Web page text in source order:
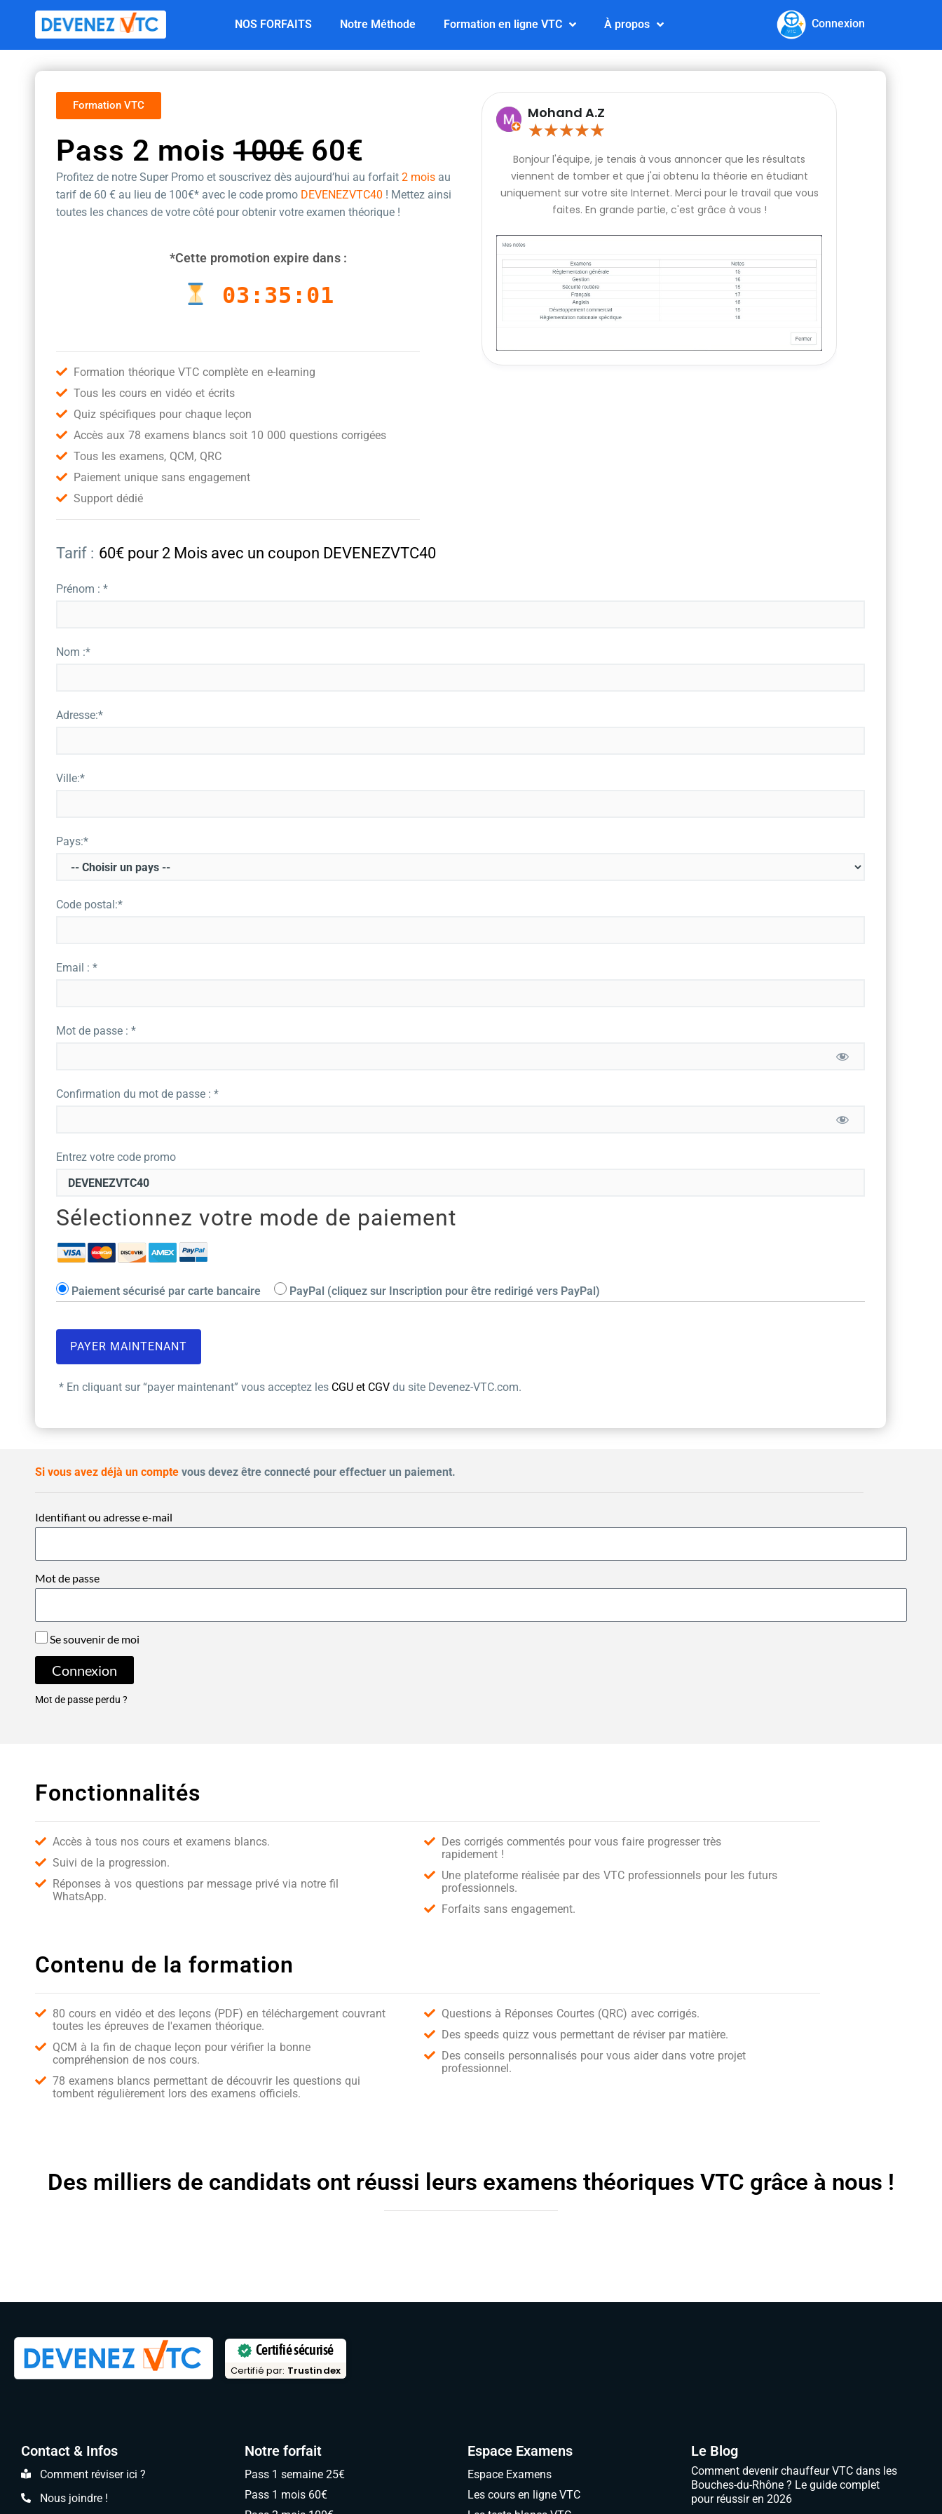
contenu
NOS FORFAITS Notre Méthode Formation en ligne VTC À propos Connexion
Formation VTC
Pass 2 mois 100€ 60€
Profitez de notre Super Promo et souscrivez dès aujourd’hui au forfait 2 mois au
tarif de 60 € au lieu de 100€* avec le code promo DEVENEZVTC40 ! Mettez ainsi
toutes les chances de votre côté pour obtenir votre examen théorique !
*Cette promotion expire dans :
03:35:00
Formation théorique VTC complète en e-learning
Tous les cours en vidéo et écrits
Quiz spécifiques pour chaque leçon
Accès aux 78 examens blancs soit 10 000 questions corrigées
Tous les examens, QCM, QRC
Paiement unique sans engagement
Support dédié
Mohand A.Z
★★★★★
Bonjour l'équipe, je tenais à vous annoncer que les résultats
viennent de tomber et que j'ai obtenu la théorie en étudiant
uniquement sur votre site Internet. Merci pour le travail que vous
faites. En grande partie, c'est grâce à vous !
Tarif : 60€ pour 2 Mois avec un coupon DEVENEZVTC40
Prénom : *
Nom :*
Adresse:*
Ville:*
Pays:*
Code postal:*
Email : *
Mot de passe : *
Confirmation du mot de passe : *
Entrez votre code promo
Sélectionnez votre mode de paiement
Paiement sécurisé par carte bancaire PayPal (cliquez sur Inscription pour être redirigé vers PayPal)
* En cliquant sur “payer maintenant” vous acceptez les CGU et CGV du site Devenez-VTC.com.
Si vous avez déjà un compte vous devez être connecté pour effectuer un paiement.
Identifiant ou adresse e-mail
Mot de passe
Se souvenir de moi
Connexion
Mot de passe perdu ?
Fonctionnalités
Accès à tous nos cours et examens blancs.
Suivi de la progression.
Réponses à vos questions par message privé via notre fil
WhatsApp.
Des corrigés commentés pour vous faire progresser très
rapidement !
Une plateforme réalisée par des VTC professionnels pour les futurs
professionnels.
Forfaits sans engagement.
Contenu de la formation
80 cours en vidéo et des leçons (PDF) en téléchargement couvrant
toutes les épreuves de l'examen théorique.
QCM à la fin de chaque leçon pour vérifier la bonne
compréhension de nos cours.
78 examens blancs permettant de découvrir les questions qui
tombent régulièrement lors des examens officiels.
Questions à Réponses Courtes (QRC) avec corrigés.
Des speeds quizz vous permettant de réviser par matière.
Des conseils personnalisés pour vous aider dans votre projet
professionnel.
Des milliers de candidats ont réussi leurs examens théoriques VTC grâce à nous !
Certifié sécurisé
Certifié par: Trustindex
Contact & Infos
Comment réviser ici ?
Nous joindre !
Notre forfait
Pass 1 semaine 25€
Pass 1 mois 60€
Espace Examens
Espace Examens
Les cours en ligne VTC
Le Blog
Comment devenir chauffeur VTC dans les
Bouches-du-Rhône ? Le guide complet
pour réussir en 2026